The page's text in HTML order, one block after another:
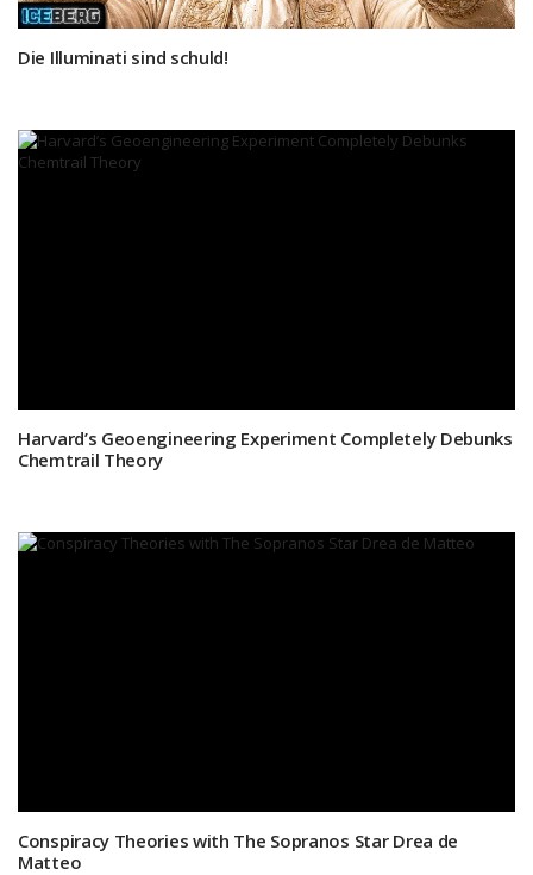
Die Illuminati sind schuld!
Harvard’s Geoengineering Experiment Completely Debunks
Chemtrail Theory
Conspiracy Theories with The Sopranos Star Drea de
Matteo